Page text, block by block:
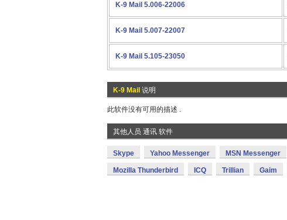
K-9 Mail 5.006-22006
K-9 Mail 5.007-22007
K-9 Mail 5.105-23050
K-9 Mail 说明
此软件没有可用的描述 .
其他人员 通讯 软件
Skype Yahoo Messenger MSN Messenger
Mozilla Thunderbird ICQ Trillian Gaim